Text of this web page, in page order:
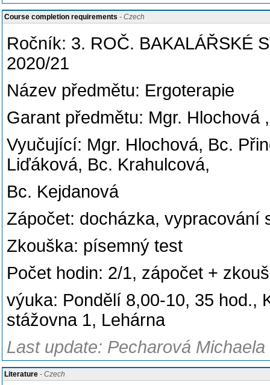
Course completion requirements - Czech
Ročník: 3. ROČ. BAKALÁŘSKÉ
2020/21
Název předmětu: Ergoterapie
Garant předmětu: Mgr. Hlochová
Vyučující: Mgr. Hlochová, Bc.
Liďáková, Bc. Krahulcová,
Bc. Kejdanová
Zápočet: docházka, vypracování
Zkouška: písemný test
Počet hodin: 2/1, zápočet +
výuka: Pondělí 8,00-10, 35 hod.,
stážovna 1, Lehárna
Last update: Pecharová
Literature - Czech